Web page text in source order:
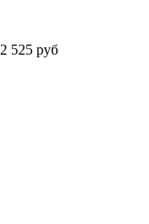
2 525 руб